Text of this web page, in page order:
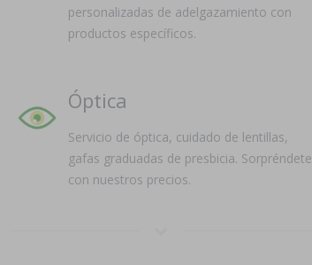
personalizadas de adelgazamiento con
productos específicos.
Óptica
Servicio de óptica, cuidado de lentillas,
gafas graduadas de presbicia. Sorpréndete
con nuestros precios.